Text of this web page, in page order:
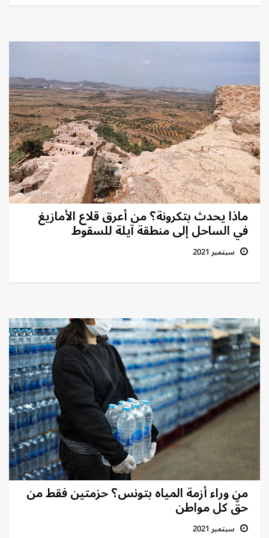
ماذا يحدث بتكرونة؟ من أعرق قلاع الأمازيغ
في الساحل إلى منطقة آيلة للسقوط
سبتمبر 2021
من وراء أزمة المياه بتونس؟ حزمتين فقط من
حقّ كل مواطن
سبتمبر 2021